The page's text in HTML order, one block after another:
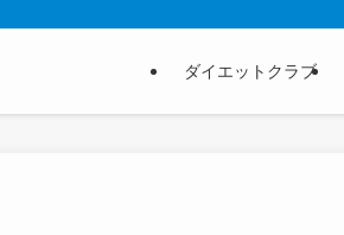
ダイエットクラブ